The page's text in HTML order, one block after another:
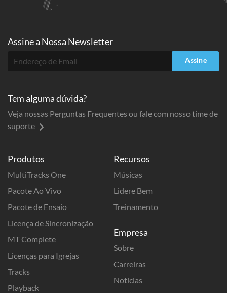
Produtos
MultiTracks One
Pacote Ao Vivo
Pacote de Ensaio
Licença de Sincronização
MT Complete
Licenças para Igrejas
Tracks
Playback
Recursos
Músicas
Lidere Bem
Treinamento
Empresa
Sobre
Carreiras
Notícias
Assine a Nossa Newsletter
Assine
Tem alguma dúvida?
Veja nossas Perguntas Frequentes ou fale com nosso time de
suporte